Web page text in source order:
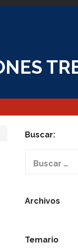
Buscar:
Archivos
Temario